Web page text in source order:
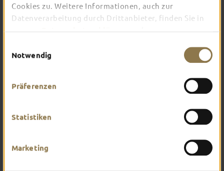
Cookies zu. Weitere Informationen, auch zur
Datenverarbeitung durch Drittanbieter, finden Sie in
Notwendig
Präferenzen
Statistiken
Marketing